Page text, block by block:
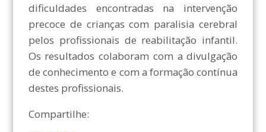
dificuldades encontradas na intervenção
precoce de crianças com paralisia cerebral
pelos profissionais de reabilitação infantil.
Os resultados colaboram com a divulgação
de conhecimento e com a formação contínua
destes profissionais.
Compartilhe: